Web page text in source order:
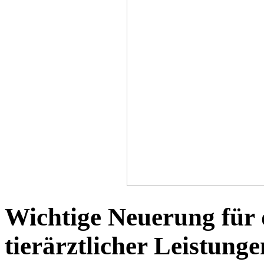
Wichtige Neuerung für
tierärztlicher